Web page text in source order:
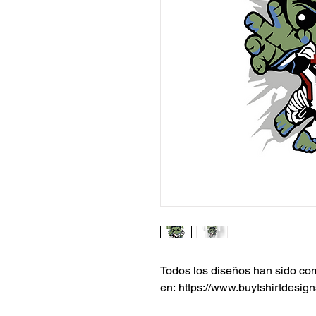
Todos los diseños han sido
en: https://